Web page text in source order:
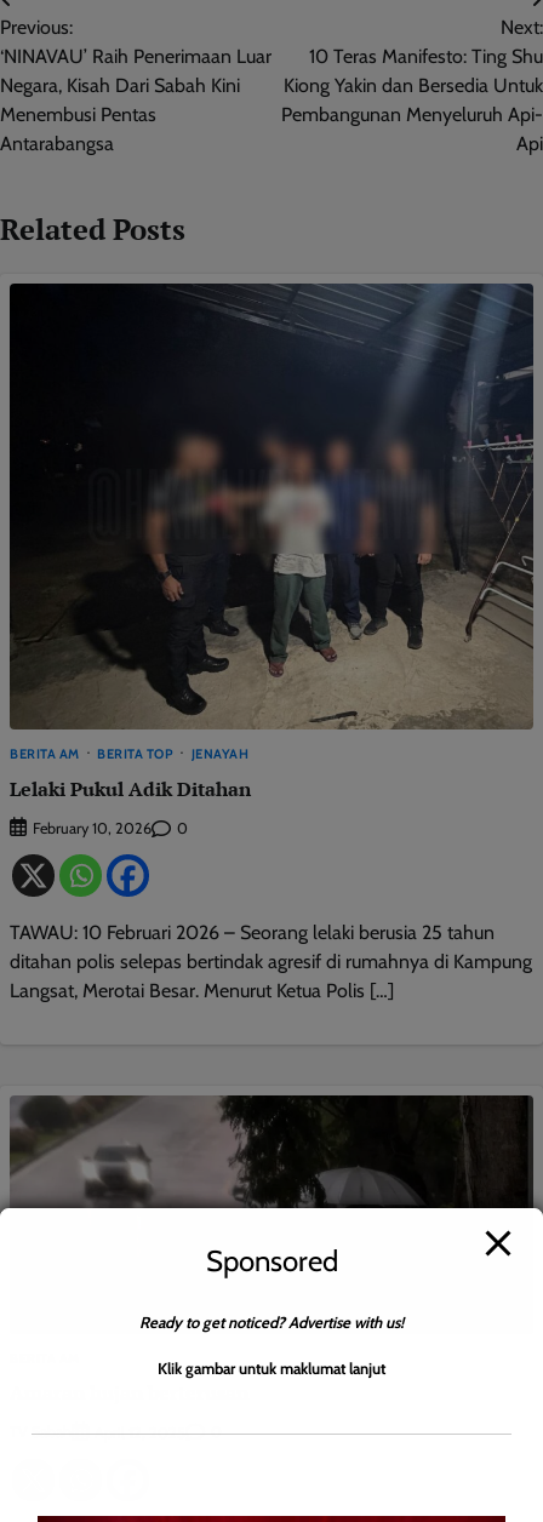
navigation
Previous:
‘NINAVAU’ Raih Penerimaan Luar
Negara, Kisah Dari Sabah Kini
Menembusi Pentas
Antarabangsa
Next:
10 Teras Manifesto: Ting Shu
Kiong Yakin dan Bersedia Untuk
Pembangunan Menyeluruh Api-
Api
Related Posts
BERITA AM BERITA TOP JENAYAH
Lelaki Pukul Adik Ditahan
February 10, 2026 0
TAWAU: 10 Februari 2026 – Seorang lelaki berusia 25 tahun
ditahan polis selepas bertindak agresif di rumahnya di Kampung
Langsat, Merotai Besar. Menurut Ketua Polis […]
TV Sabah April 12, 2025 0
Sponsored
Ready to get noticed? Advertise with us!
Klik gambar untuk maklumat lanjut